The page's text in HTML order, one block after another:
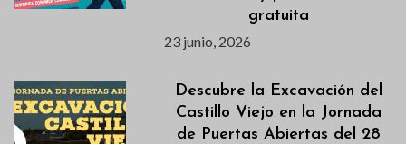
gratuita
23 junio, 2026
Descubre la Excavación del
Castillo Viejo en la Jornada
de Puertas Abiertas del 28